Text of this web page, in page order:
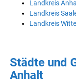
Landkreis
Landkreis
Landkreis
Städte und
Anhalt